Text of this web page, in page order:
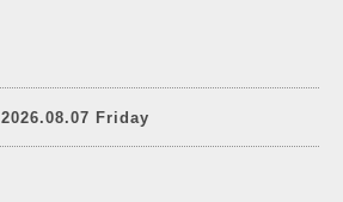
2026.08.07 Friday